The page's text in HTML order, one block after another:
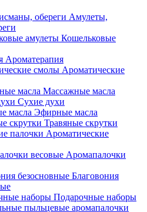
Амулеты,
Кошельковые
Ароматерапия
Ароматические
Массажные масла
Сухие духи
Эфирные масла
Травяные скрутки
Ароматические
Аромапалочки
Благовония
Подарочные наборы